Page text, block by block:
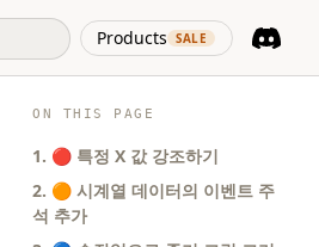
Products SALE
(opens in
ON THIS PAGE
1. 🔴 특정 X 값 강조하기
2. 🟠 시계열 데이터의 이벤트 주
석 추가